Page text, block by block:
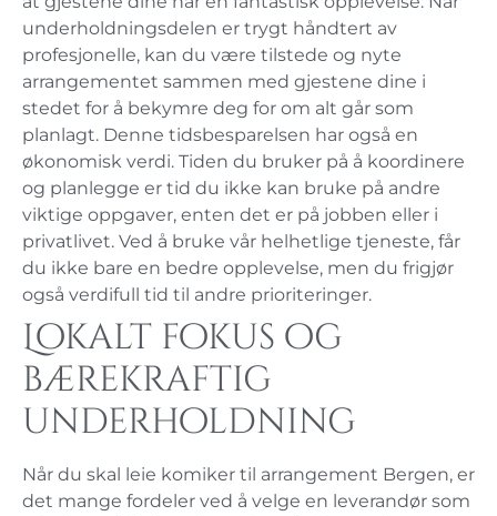
underholdningsdelen er trygt håndtert av
profesjonelle, kan du være tilstede og nyte
arrangementet sammen med gjestene dine i
stedet for å bekymre deg for om alt går som
planlagt. Denne tidsbesparelsen har også en
økonomisk verdi. Tiden du bruker på å koordinere
og planlegge er tid du ikke kan bruke på andre
viktige oppgaver, enten det er på jobben eller i
privatlivet. Ved å bruke vår helhetlige tjeneste, får
du ikke bare en bedre opplevelse, men du frigjør
også verdifull tid til andre prioriteringer.
Lokalt fokus og
bærekraftig
underholdning
Når du skal leie komiker til arrangement Bergen, er
det mange fordeler ved å velge en leverandør som